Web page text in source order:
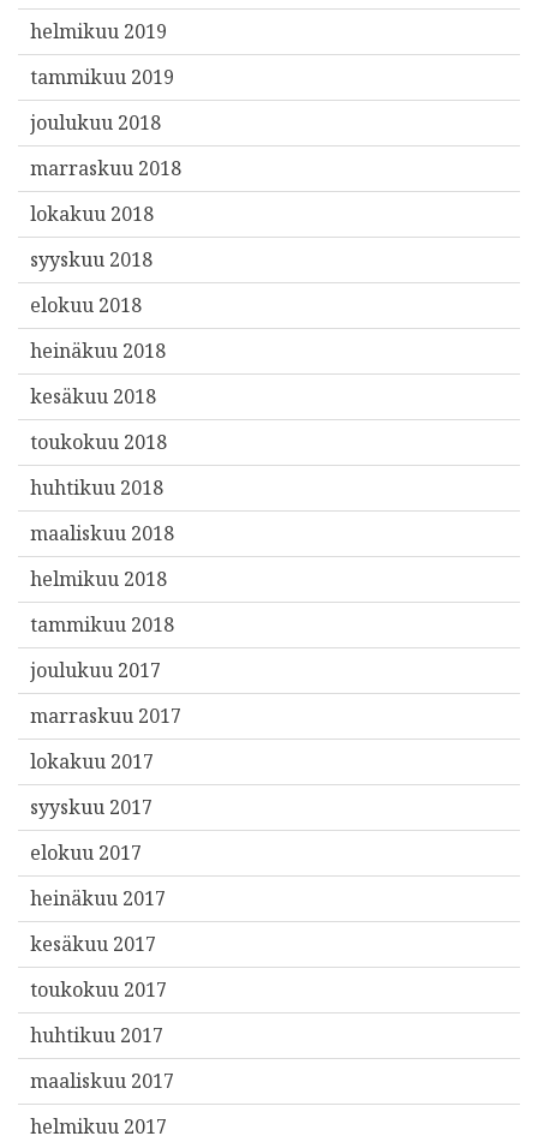
helmikuu 2019
tammikuu 2019
joulukuu 2018
marraskuu 2018
lokakuu 2018
syyskuu 2018
elokuu 2018
heinäkuu 2018
kesäkuu 2018
toukokuu 2018
huhtikuu 2018
maaliskuu 2018
helmikuu 2018
tammikuu 2018
joulukuu 2017
marraskuu 2017
lokakuu 2017
syyskuu 2017
elokuu 2017
heinäkuu 2017
kesäkuu 2017
toukokuu 2017
huhtikuu 2017
maaliskuu 2017
helmikuu 2017